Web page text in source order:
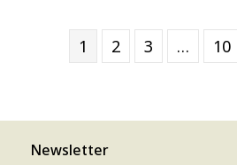
1 2 3 … 10
Newsletter